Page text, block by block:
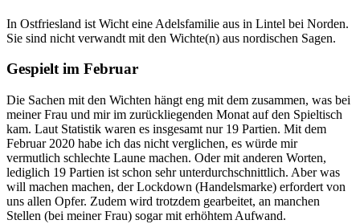
In Ostfriesland ist Wicht eine Adelsfamilie aus in Lintel bei Norden.
Sie sind nicht verwandt mit den Wichte(n) aus nordischen Sagen.
Gespielt im Februar
Die Sachen mit den Wichten hängt eng mit dem zusammen, was bei
meiner Frau und mir im zurückliegenden Monat auf den Spieltisch
kam. Laut Statistik waren es insgesamt nur 19 Partien. Mit dem
Februar 2020 habe ich das nicht verglichen, es würde mir
vermutlich schlechte Laune machen. Oder mit anderen Worten,
lediglich 19 Partien ist schon sehr unterdurchschnittlich. Aber was
will machen machen, der Lockdown (Handelsmarke) erfordert von
uns allen Opfer. Zudem wird trotzdem gearbeitet, an manchen
Stellen (bei meiner Frau) sogar mit erhöhtem Aufwand.